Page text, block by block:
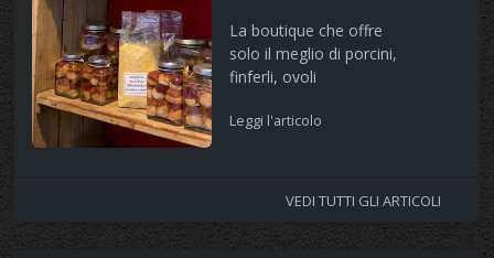
La boutique che offre
solo il meglio di porcini,
finferli, ovoli
Leggi l'articolo
VEDI TUTTI GLI ARTICOLI